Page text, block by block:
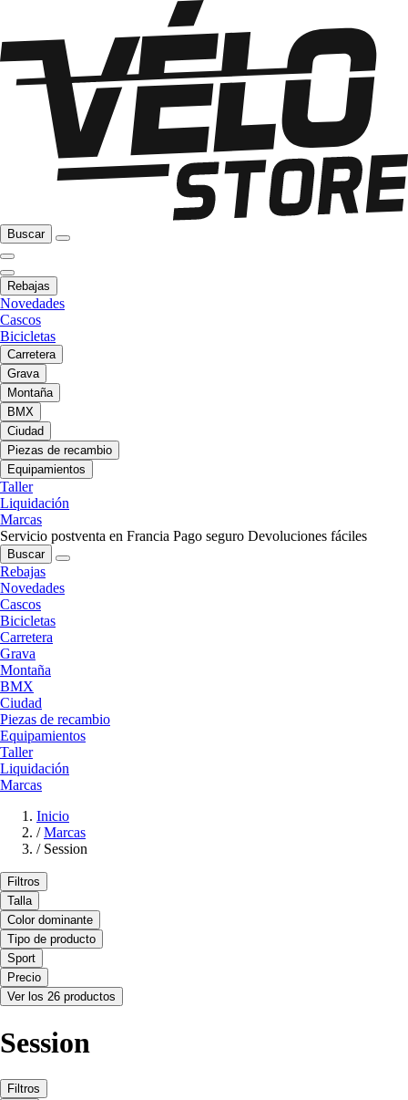
Buscar
Rebajas
Novedades
Cascos
Bicicletas
Carretera
Grava
Montaña
BMX
Ciudad
Piezas de recambio
Equipamientos
Taller
Liquidación
Marcas
Servicio postventa en Francia Pago seguro Devoluciones fáciles
Buscar
Rebajas
Novedades
Cascos
Bicicletas
Carretera
Grava
Montaña
BMX
Ciudad
Piezas de recambio
Equipamientos
Taller
Liquidación
Marcas
Inicio
/ Marcas
/ Session
Filtros
Talla
Color dominante
Tipo de producto
Sport
Precio
Ver los 26 productos
Session
Filtros